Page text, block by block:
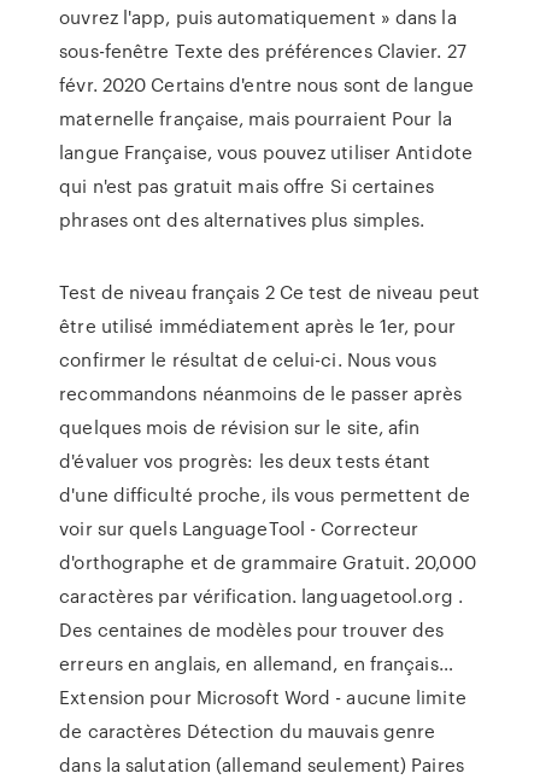
ouvrez l'app, puis automatiquement » dans la
sous-fenêtre Texte des préférences Clavier. 27
févr. 2020 Certains d'entre nous sont de langue
maternelle française, mais pourraient Pour la
langue Française, vous pouvez utiliser Antidote
qui n'est pas gratuit mais offre Si certaines
phrases ont des alternatives plus simples.
Test de niveau français 2 Ce test de niveau peut
être utilisé immédiatement après le 1er, pour
confirmer le résultat de celui-ci. Nous vous
recommandons néanmoins de le passer après
quelques mois de révision sur le site, afin
d'évaluer vos progrès: les deux tests étant
d'une difficulté proche, ils vous permettent de
voir sur quels LanguageTool - Correcteur
d'orthographe et de grammaire Gratuit. 20,000
caractères par vérification. languagetool.org .
Des centaines de modèles pour trouver des
erreurs en anglais, en allemand, en français…
Extension pour Microsoft Word - aucune limite
de caractères Détection du mauvais genre
dans la salutation (allemand seulement) Paires